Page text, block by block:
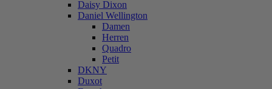
Daisy Dixon
Daniel Wellington
Damen
Herren
Quadro
Petit
DKNY
Duxot